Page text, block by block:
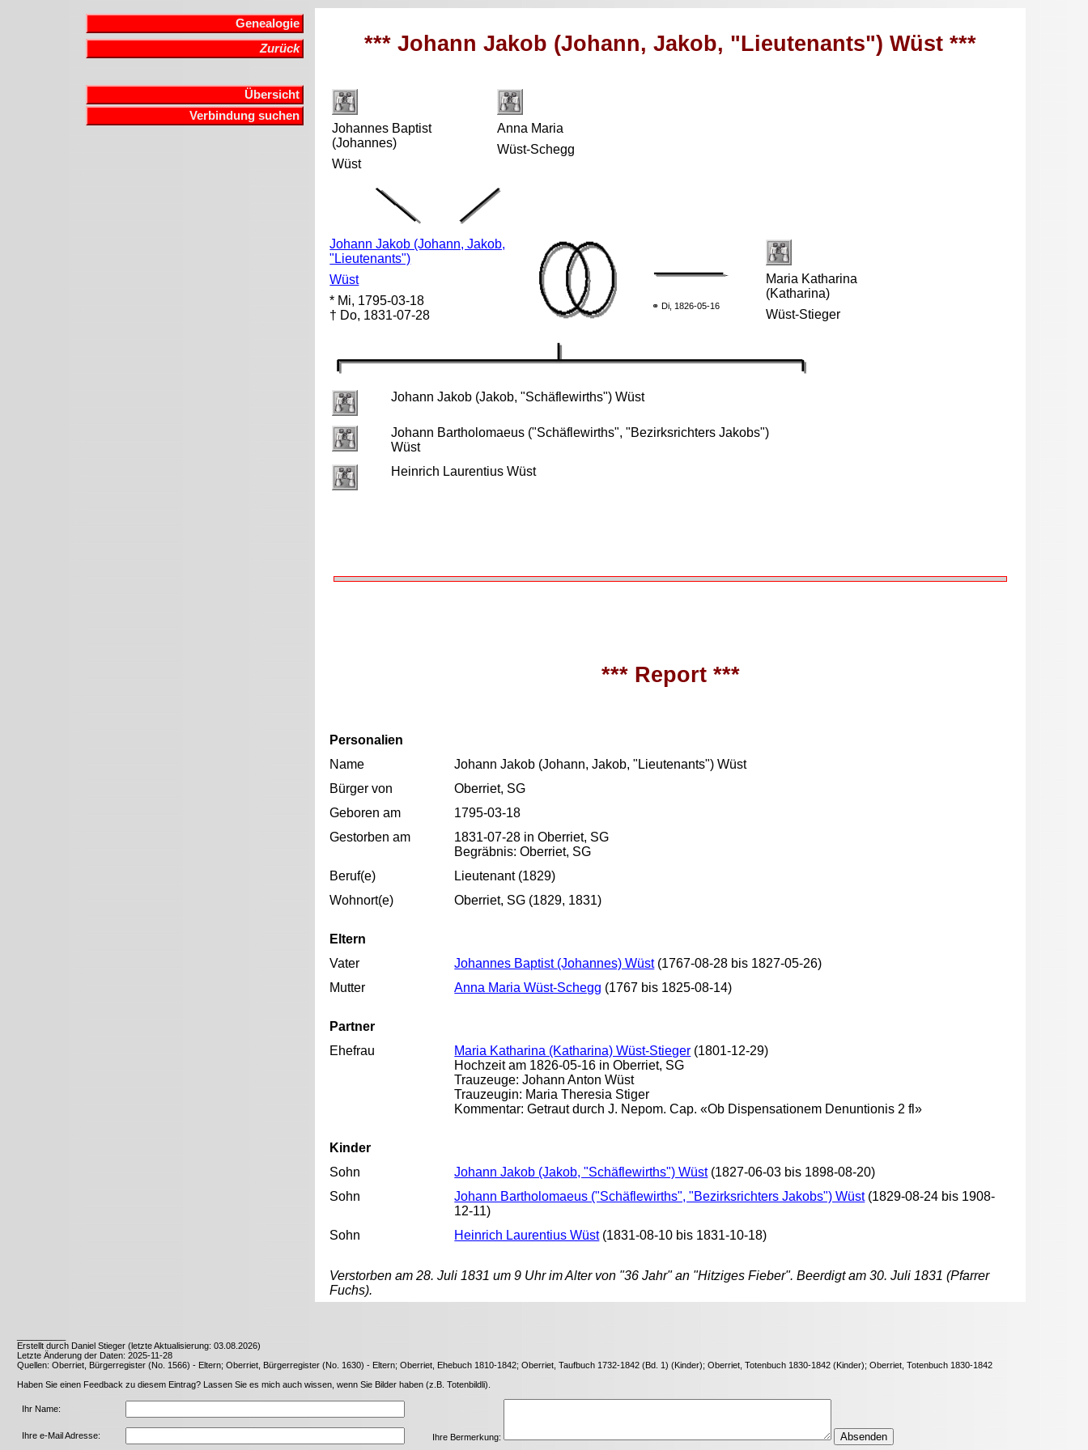
Genealogie
Zurück
Übersicht
Verbindung suchen
*** Johann Jakob (Johann, Jakob, "Lieutenants") Wüst ***
Johannes Baptist
(Johannes)
Wüst
Anna Maria
Wüst-Schegg
Johann Jakob (Johann, Jakob,
"Lieutenants")
Wüst
* Mi, 1795-03-18
† Do, 1831-07-28
⚭ Di, 1826-05-16
Maria Katharina
(Katharina)
Wüst-Stieger
Johann Jakob (Jakob, "Schäflewirths") Wüst
Johann Bartholomaeus ("Schäflewirths", "Bezirksrichters Jakobs")
Wüst
Heinrich Laurentius Wüst
*** Report ***
Personalien
Name
Johann Jakob (Johann, Jakob, "Lieutenants") Wüst
Bürger von
Oberriet, SG
Geboren am
1795-03-18
Gestorben am
1831-07-28 in Oberriet, SG
Begräbnis: Oberriet, SG
Beruf(e)
Lieutenant (1829)
Wohnort(e)
Oberriet, SG (1829, 1831)
Eltern
Vater
Johannes Baptist (Johannes) Wüst(1767-08-28 bis 1827-05-26)
Mutter
Anna Maria Wüst-Schegg (1767 bis 1825-08-14)
Partner
Ehefrau
Maria Katharina (Katharina) Wüst-Stieger (1801-12-29)
Hochzeit am 1826-05-16 in Oberriet, SG
Trauzeuge: Johann Anton Wüst
Trauzeugin: Maria Theresia Stiger
Kommentar: Getraut durch J. Nepom. Cap. «Ob Dispensationem Denuntionis 2 fl»
Kinder
Sohn
Johann Jakob (Jakob, "Schäflewirths") Wüst(1827-06-03 bis 1898-08-20)
Sohn
Johann Bartholomaeus ("Schäflewirths", "Bezirksrichters Jakobs") Wüst(1829-08-24 bis 1908-
12-11)
Sohn
Heinrich Laurentius Wüst(1831-08-10 bis 1831-10-18)
Verstorben am 28. Juli 1831 um 9 Uhr im Alter von "36 Jahr" an "Hitziges Fieber". Beerdigt am 30. Juli 1831 (Pfarrer
Fuchs).
Erstellt durch Daniel Stieger (letzte Aktualisierung: 03.08.2026)
Letzte Änderung der Daten: 2025-11-28
Quellen: Oberriet, Bürgerregister (No. 1566) - Eltern; Oberriet, Bürgerregister (No. 1630) - Eltern; Oberriet, Ehebuch 1810-1842; Oberriet, Taufbuch 1732-1842 (Bd. 1) (Kinder); Oberriet, Totenbuch 1830-1842 (Kinder); Oberriet, Totenbuch 1830-1842
Haben Sie einen Feedback zu diesem Eintrag? Lassen Sie es mich auch wissen, wenn Sie Bilder haben (z.B. Totenbildli).
Ihr Name:
Ihre e-Mail Adresse: Ihre Bermerkung: